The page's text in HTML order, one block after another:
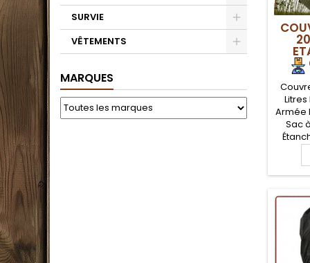
SURVIE
VÊTEMENTS
MARQUES
Armée
Sac
et
dos